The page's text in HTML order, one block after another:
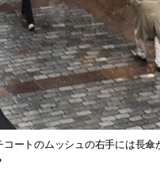
コートのムッシュの右手には長